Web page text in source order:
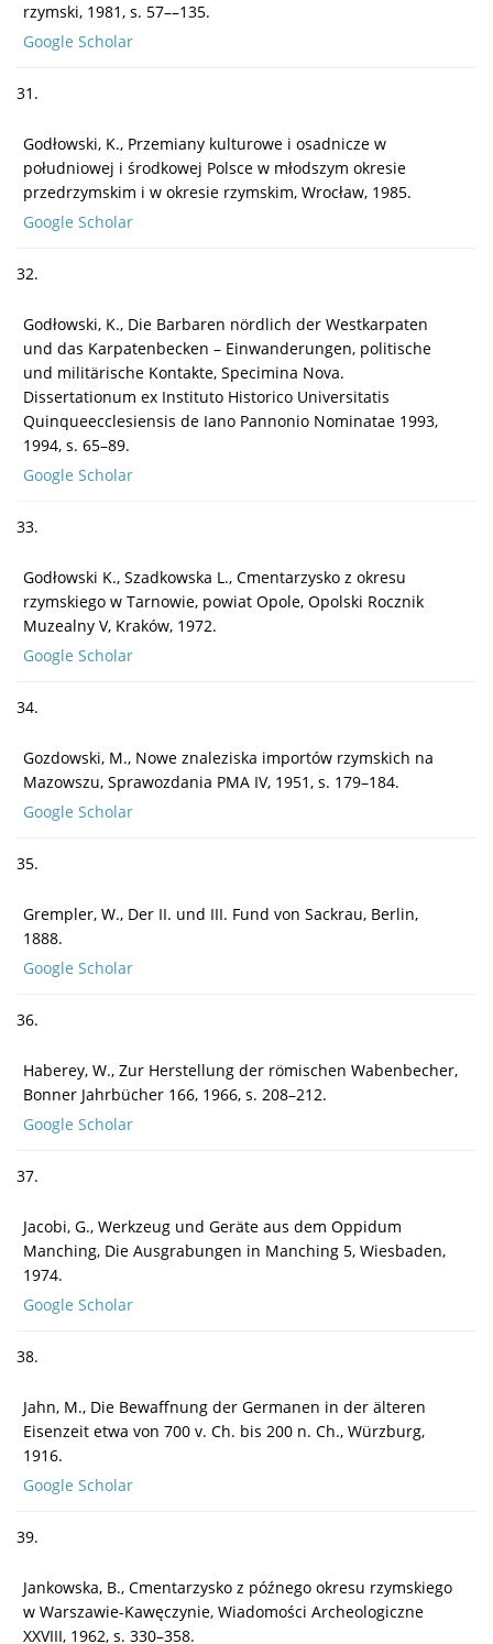
rzymski, 1981, s. 57––135.
Google Scholar
31.
Godłowski, K., Przemiany kulturowe i osadnicze w
południowej i środkowej Polsce w młodszym okresie
przedrzymskim i w okresie rzymskim, Wrocław, 1985.
Google Scholar
32.
Godłowski, K., Die Barbaren nördlich der Westkarpaten
und das Karpatenbecken – Einwanderungen, politische
und militärische Kontakte, Specimina Nova.
Dissertationum ex Instituto Historico Universitatis
Quinqueecclesiensis de Iano Pannonio Nominatae 1993,
1994, s. 65–89.
Google Scholar
33.
Godłowski K., Szadkowska L., Cmentarzysko z okresu
rzymskiego w Tarnowie, powiat Opole, Opolski Rocznik
Muzealny V, Kraków, 1972.
Google Scholar
34.
Gozdowski, M., Nowe znaleziska importów rzymskich na
Mazowszu, Sprawozdania PMA IV, 1951, s. 179–184.
Google Scholar
35.
Grempler, W., Der II. und III. Fund von Sackrau, Berlin,
1888.
Google Scholar
36.
Haberey, W., Zur Herstellung der römischen Wabenbecher,
Bonner Jahrbücher 166, 1966, s. 208–212.
Google Scholar
37.
Jacobi, G., Werkzeug und Geräte aus dem Oppidum
Manching, Die Ausgrabungen in Manching 5, Wiesbaden,
1974.
Google Scholar
38.
Jahn, M., Die Bewaffnung der Germanen in der älteren
Eisenzeit etwa von 700 v. Ch. bis 200 n. Ch., Würzburg,
1916.
Google Scholar
39.
Jankowska, B., Cmentarzysko z późnego okresu rzymskiego
w Warszawie-Kawęczynie, Wiadomości Archeologiczne
XXVIII, 1962, s. 330–358.